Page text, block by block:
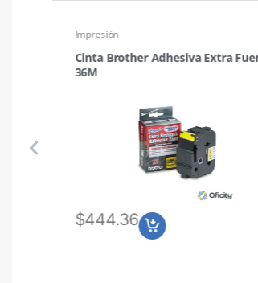
Impresión
Cinta Brother Adhesiva Extra
36M
$444.36